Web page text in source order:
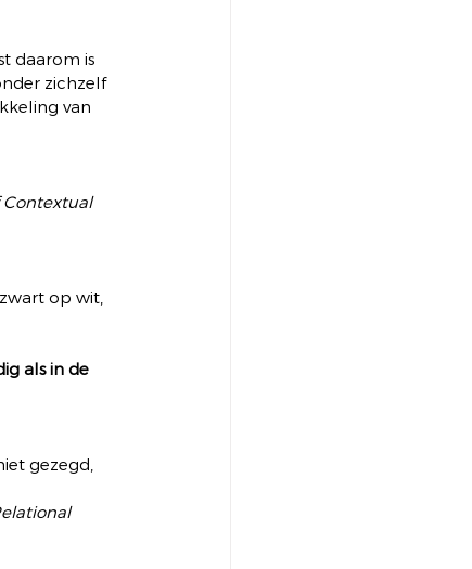
daarom is
zichzelf
van
Contextual
op wit,
als in de
gezegd,